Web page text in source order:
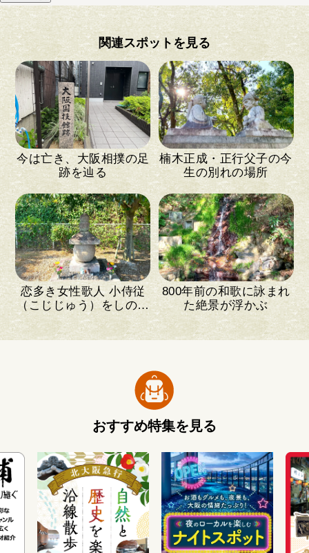
関連スポットを見る
今は亡き、大阪相撲の足
跡を辿る
楠木正成・正行父子の今
生の別れの場所
恋多き女性歌人 小侍従
（こじじゅう）をしのぶ
小さな塚
800年前の和歌に詠まれ
た絶景が浮かぶ
おすすめ特集を見る